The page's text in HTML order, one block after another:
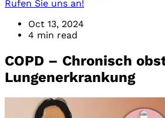
Rufen Sie uns an!
Oct 13, 2024
4 min read
COPD – Chronisch
Lungenerkrankung